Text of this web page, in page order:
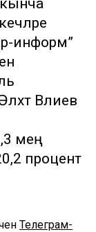
информ”
Вәлиев
мең
процент
Телеграм-